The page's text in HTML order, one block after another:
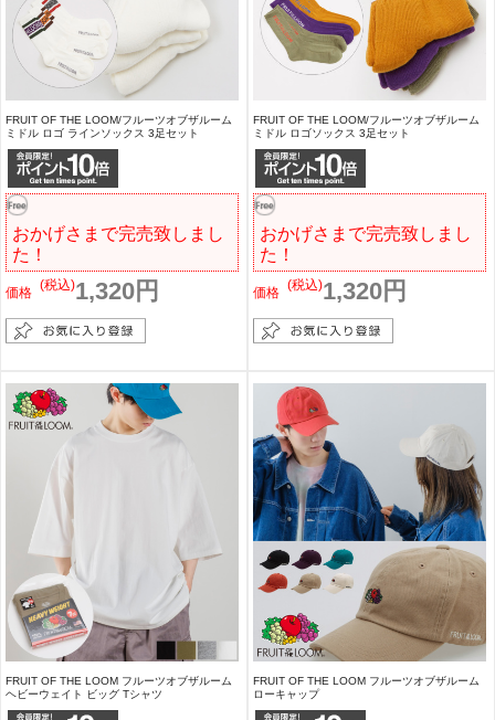
FRUIT OF THE LOOM/フルーツオブザルーム
ミドル ロゴ ラインソックス 3足セット
おかげさまで完売致しまし
た！
価格 1,320円
(税込)
FRUIT OF THE LOOM/フルーツオブザルーム
ミドル ロゴソックス 3足セット
おかげさまで完売致しまし
た！
価格 1,320円
(税込)
FRUIT OF THE LOOM フルーツオブザルーム
ヘビーウェイト ビッグ Tシャツ
FRUIT OF THE LOOM フルーツオブザルーム
ローキャップ